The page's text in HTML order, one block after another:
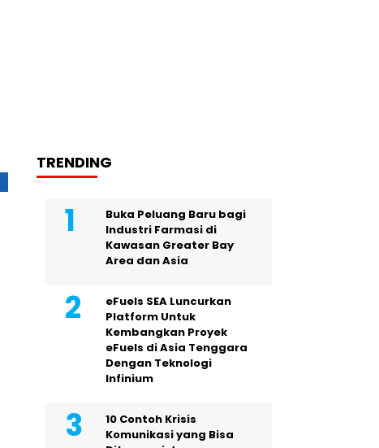
TRENDING
Buka Peluang Baru bagi
Industri Farmasi di
Kawasan Greater Bay
Area dan Asia
eFuels SEA Luncurkan
Platform Untuk
Kembangkan Proyek
eFuels di Asia Tenggara
Dengan Teknologi
Infinium
10 Contoh Krisis
Komunikasi yang Bisa